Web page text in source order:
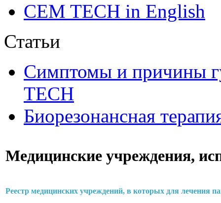
CEM TECH in English
Статьи
Симптомы и причины
ТЕСН
Биорезонансная
Медицинские учреждения,
Реестр медицинских учреждений, в которых для лечения